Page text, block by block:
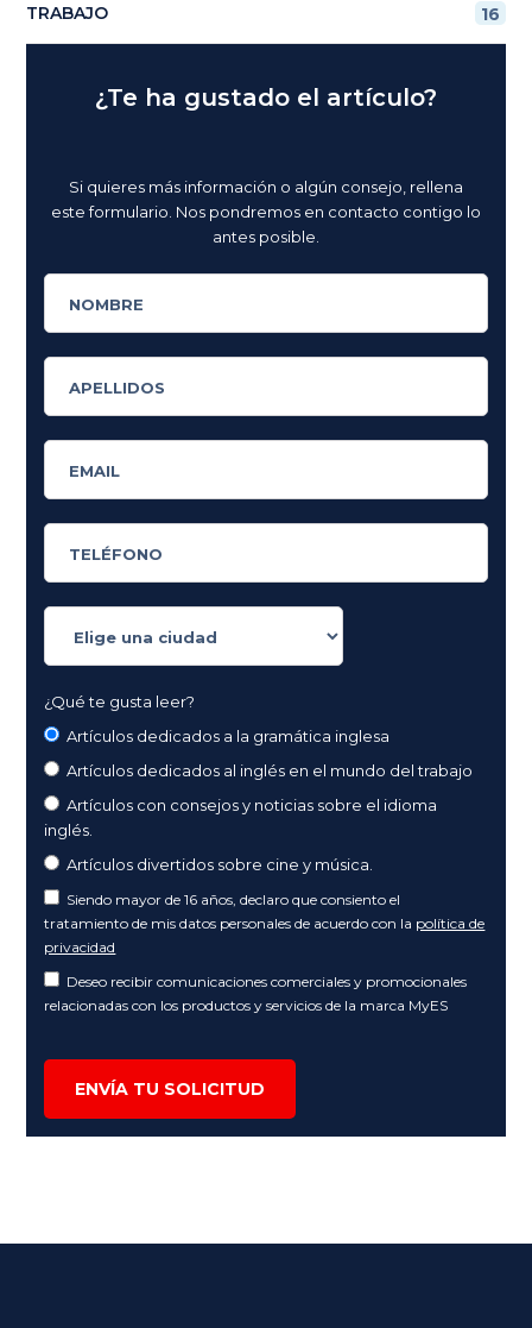
TRABAJO 16
¿Te ha gustado el artículo?
Si quieres más información o algún consejo, rellena
este formulario. Nos pondremos en contacto contigo lo
antes posible.
¿Qué te gusta leer?
Artículos dedicados a la gramática inglesa
Artículos dedicados al inglés en el mundo del trabajo
Artículos con consejos y noticias sobre el idioma
inglés.
Artículos divertidos sobre cine y música.
Siendo mayor de 16 años, declaro que consiento el
tratamiento de mis datos personales de acuerdo con la política de
privacidad
Deseo recibir comunicaciones comerciales y promocionales
relacionadas con los productos y servicios de la marca MyES
ENVÍA TU SOLICITUD